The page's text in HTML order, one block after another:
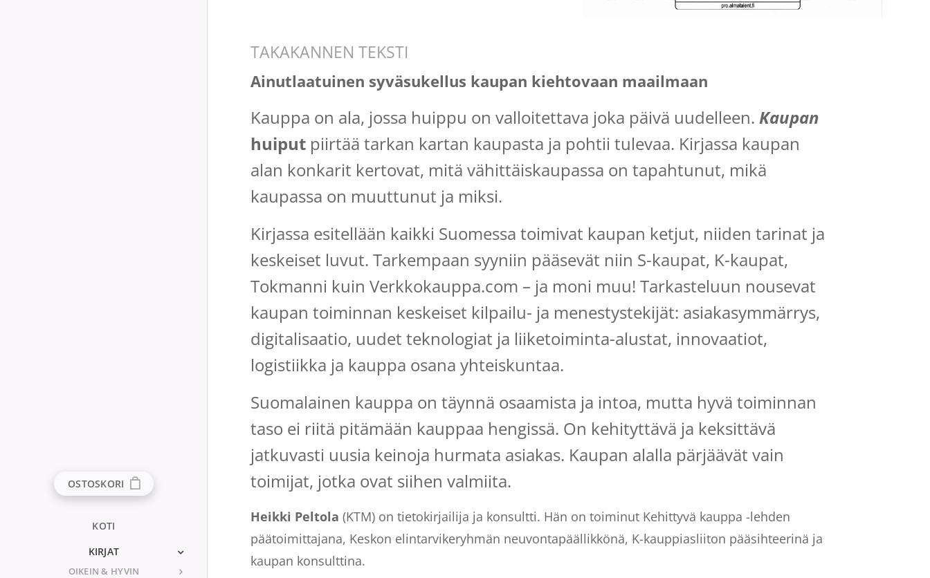
OSTOSKORI
KOTI
KIRJAT
OIKEIN & HYVIN
TAKAKANNEN TEKSTI
Ainutlaatuinen syväsukellus kaupan kiehtovaan maailmaan
Kauppa on ala, jossa huippu on valloitettava joka päivä uudelleen. Kaupan
huiput piirtää tarkan kartan kaupasta ja pohtii tulevaa. Kirjassa kaupan
alan konkarit kertovat, mitä vähittäiskaupassa on tapahtunut, mikä
kaupassa on muuttunut ja miksi.
Kirjassa esitellään kaikki Suomessa toimivat kaupan ketjut, niiden tarinat ja
keskeiset luvut. Tarkempaan syyniin pääsevät niin S-kaupat, K-kaupat,
Tokmanni kuin Verkkokauppa.com – ja moni muu! Tarkasteluun nousevat
kaupan toiminnan keskeiset kilpailu- ja menestystekijät: asiakasymmärrys,
digitalisaatio, uudet teknologiat ja liiketoiminta-alustat, innovaatiot,
logistiikka ja kauppa osana yhteiskuntaa.
Suomalainen kauppa on täynnä osaamista ja intoa, mutta hyvä toiminnan
taso ei riitä pitämään kauppaa hengissä. On kehityttävä ja keksittävä
jatkuvasti uusia keinoja hurmata asiakas. Kaupan alalla pärjäävät vain
toimijat, jotka ovat siihen valmiita.
Heikki Peltola (KTM) on tietokirjailija ja konsultti. Hän on toiminut Kehittyvä kauppa -lehden
päätoimittajana, Keskon elintarvikeryhmän neuvontapäällikkönä, K-kauppiasliiton pääsihteerinä ja
kaupan konsulttina.